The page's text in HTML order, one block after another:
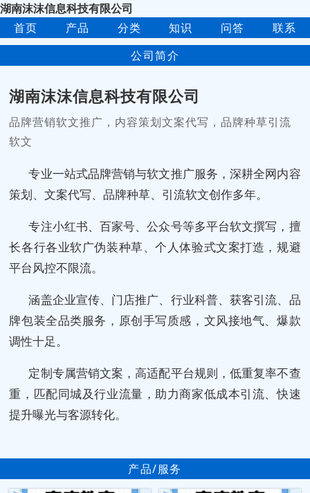
湖南沫沫信息科技有限公司
首页
产品 分类 知识 问答
联系
公司简介
湖南沫沫信息科技有限公司
品牌营销软文推广，内容策划文案代写，品牌种草引流
软文
专业一站式品牌营销与软文推广服务，深耕全网内容
策划、文案代写、品牌种草、引流软文创作多年。
专注小红书、百家号、公众号等多平台软文撰写，擅
长各行各业软广伪装种草、个人体验式文案打造，规避
平台风控不限流。
涵盖企业宣传、门店推广、行业科普、获客引流、品
牌包装全品类服务，原创手写质感，文风接地气、爆款
调性十足。
定制专属营销文案，高适配平台规则，低重复率不查
重，匹配同城及行业流量，助力商家低成本引流、快速
提升曝光与客源转化。
产品/服务